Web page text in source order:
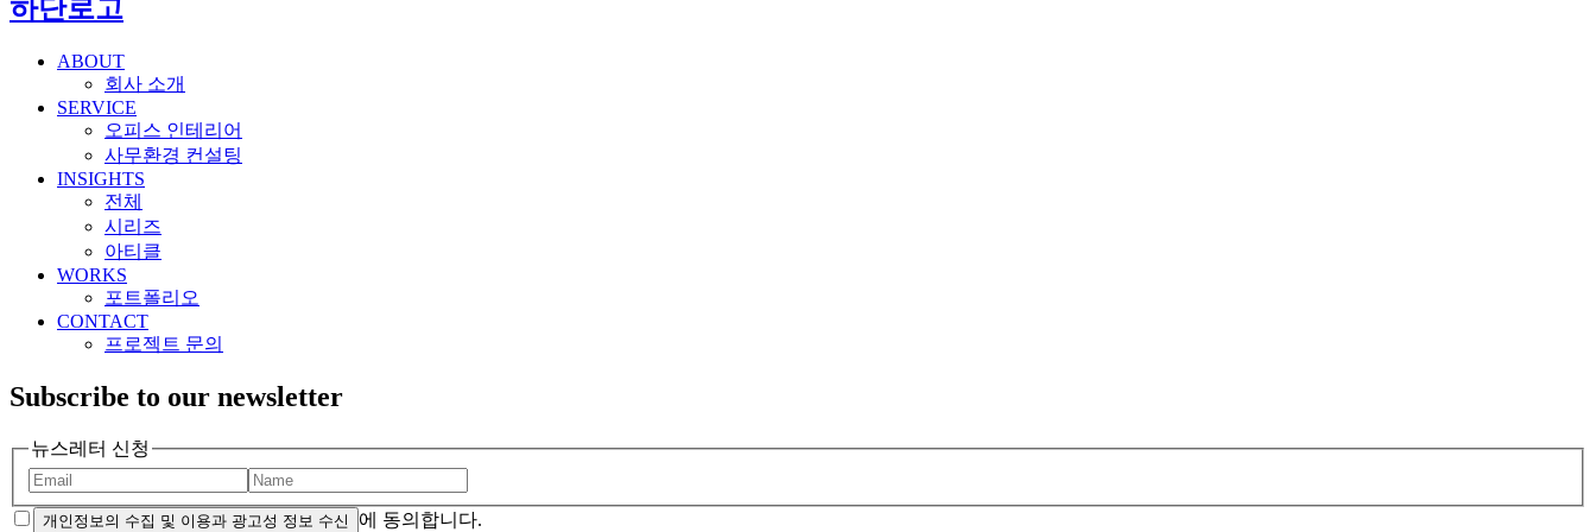
하단로고
ABOUT
회사 소개
SERVICE
오피스 인테리어
사무환경 컨설팅
INSIGHTS
전체
시리즈
아티클
WORKS
포트폴리오
CONTACT
프로젝트 문의
Subscribe to our newsletter
뉴스레터 신청
개인정보의 수집 및 이용과 광고성 정보 수신 에 동의합니다.